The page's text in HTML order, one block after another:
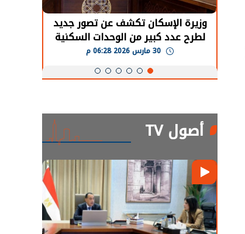
وزيرة الإسكان تكشف عن تصور جديد
لطرح عدد كبير من الوحدات السكنية
بنظام الإيجار
أصول TV